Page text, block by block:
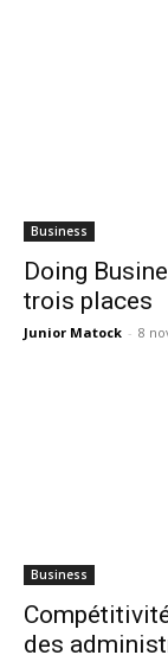
Business
Doing
trois places
Junior Matock - 8
Business
des